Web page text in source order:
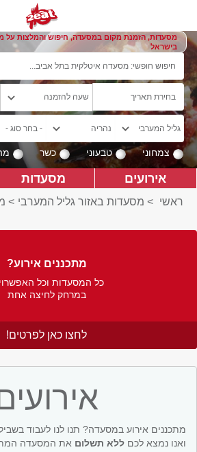
מסעדות, הזמנת מקום במסעדה, חיפוש והמלצות על
בישראל
צמחוני טבעוני כשר
אירועים מסעדות
ראשי > מסעדות באזור גליל המערבי >
מתכננים אירוע?
כל המסעדות וכל
במרחק לחיצה אחת
לחצו כאן לפרטים!
מתכננים אירוע במסעדה? תנו לנו לעבוד
ואנו נמצא לכם ללא תשלום את המסעדה